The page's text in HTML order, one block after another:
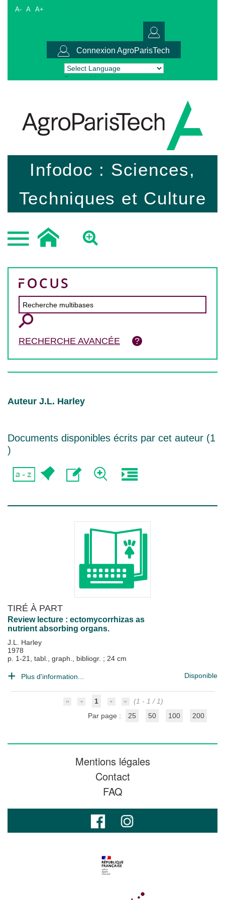
A- A A+
Connexion AgroParisTech
Powered by Translate
Infodoc : Sciences,
Techniques et Culture
RECHERCHE AVANCÉE
Auteur J.L. Harley
Documents disponibles écrits par cet auteur (1
)
TIRÉ À PART
Review lecture : ectomycorrhizas as
nutrient absorbing organs.
J.L. Harley
1978
p. 1-21, tabl., graph., bibliogr. ; 24 cm
Plus d'information... Disponible
1
(1 - 1 / 1)
Par page :
25 50 100 200
Mentions légales
Contact
FAQ